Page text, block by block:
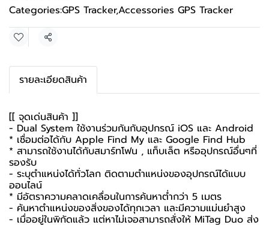
Categories:GPS Tracker,Accessories GPS Tracker
Share
รายละเอียดสินค้า
[[ จุดเด่นสินค้า ]]
- Dual System ใช้งานร่วมกันกับอุปกรณ์ iOS และ Android
* เชื่อมต่อได้กับ Apple Find My และ Google Find Hub
* สามารถใช้งานได้กับสมาร์ทโฟน , แท็บเล็ต หรืออุปกรณ์อื่นๆที่
รองรับ
- ระบุตำแหน่งได้ทั่วโลก ติดตามตำแหน่งของอุปกรณ์ได้แบบ
ออนไลน์
* มีอัตราความคลาดเคลื่อนในการค้นหาต่ำกว่า 5 เมตร
- ค้นหาตำแหน่งของสิ่งของได้ทุกเวลา และมีความแม่นยำสูง
- เมื่ออยู่ในพิกัดแล้ว แต่หาไม่เจอสามารถสั่งให้ MiTag Duo ส่ง